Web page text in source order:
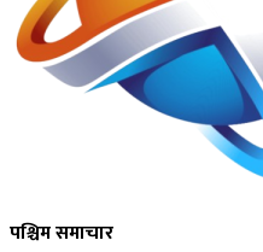
पश्चिम समाचार